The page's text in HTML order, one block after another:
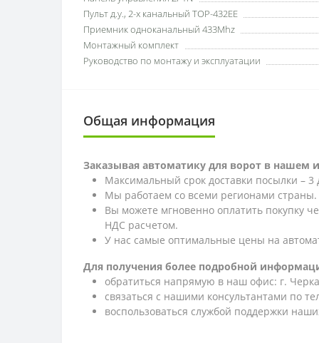
Пульт д.у., 2-х канальный TOP-432EE
Приемник одноканальный 433Mhz
Монтажный комплект
Руководство по монтажу и эксплуатации
Общая информация
Заказывая автоматику для ворот в нашем
Максимальный срок доставки посылки – 3
Мы работаем со всеми регионами страны.
Вы можете мгновенно оплатить покупку
НДС расчетом.
У нас самые оптимальные цены на
Для получения более подробной
обратиться напрямую в наш офис: г.
связаться с нашими консультантами по
воспользоваться службой поддержки